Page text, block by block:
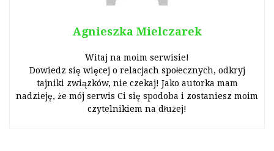
Agnieszka Mielczarek
Witaj na moim serwisie!
Dowiedz się więcej o relacjach społecznych, odkryj
tajniki związków, nie czekaj! Jako autorka mam
nadzieję, że mój serwis Ci się spodoba i zostaniesz moim
czytelnikiem na dłużej!